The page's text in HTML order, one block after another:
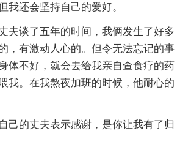
我还会坚持自己的爱好。
夫谈了五年的时间，我俩发生了好多
，有激动人心的。但令无法忘记的事
体不好，就会去给我亲自查食疗的药
我。在我熬夜加班的时候，他耐心的
己的丈夫表示感谢，是你让我有了归